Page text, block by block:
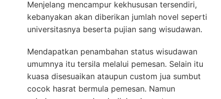
Menjelang mencampur kekhususan tersendiri,
kebanyakan akan diberikan jumlah novel seperti
universitasnya beserta pujian sang wisudawan.
Mendapatkan penambahan status wisudawan
umumnya itu tersila melalui pemesan. Selain itu
kuasa disesuaikan ataupun custom jua sumbut
cocok hasrat bermula pemesan. Namun